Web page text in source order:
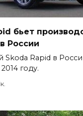
бьет
России
Rapid в
году.